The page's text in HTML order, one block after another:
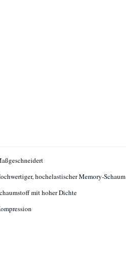
hochelastischer Memory-Schaum
mit hoher Dichte